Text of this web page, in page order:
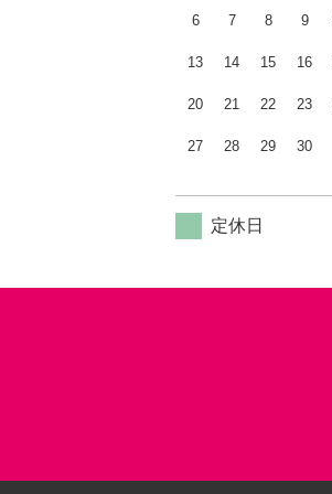
6 7 8 9
13 14 15 16
20 21 22 23
27 28 29 30
定休日